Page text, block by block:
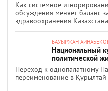
Как системное
обсуждения меняет баланс
здравоохранения Казахстана
БАУЫРЖАН
Национальный
политической
Переход к однопалатному
переименование в Құрылтай